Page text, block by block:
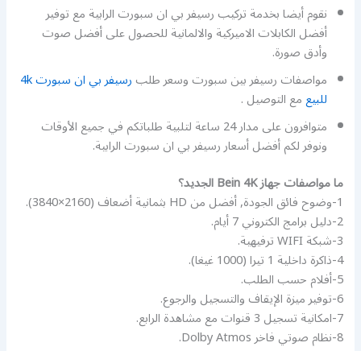
نقوم أيضا بخدمة تركيب رسيفر بي ان سبورت الرابية مع توفير
أفضل الكابلات الاميركية والالمانية للحصول على أفضل صوت
وأدق صورة.
مواصفات رسيفر بين سبورت وسعر طلب
رسيفر بي ان سبورت 4k
للبيعمع التوصيل .
متوافرون على مدار 24 ساعة لتلبية طلباتكم في جميع الأوقات
ونوفر لكم أفضل أسعار رسيفر بي ان سبورت الرابية.
ما مواصفات جهاز Bein 4K الجديد؟
1-وضوح فائق الجودة, أفضل من HD بثمانية أضعاف (2160×3840).
2-دليل برامج الكتروني 7 أيام.
3-شبكة WIFI ترفيهية.
4-ذاكرة داخلية 1 تيرا (1000 غيغا).
5-أفلام حسب الطلب.
6-توفير ميزة الإيقاف والتسجيل والرجوع.
7-امكانية تسجيل 3 قنوات مع مشاهدة الرابع.
8-نظام صوتي فاخر Dolby Atmos.